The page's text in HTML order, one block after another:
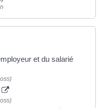
et du salarié